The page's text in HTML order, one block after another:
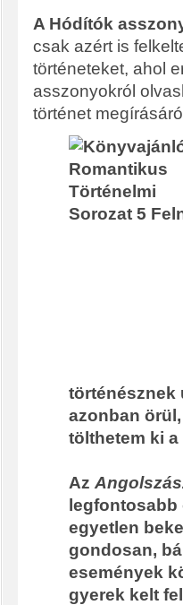
A Hódítók
csak azért is
történeteket, ahol
asszonyokról
történet
történésznek
azonban
tölthetem ki
Az
egyetlen
gondosan,
események
gyerek kelt